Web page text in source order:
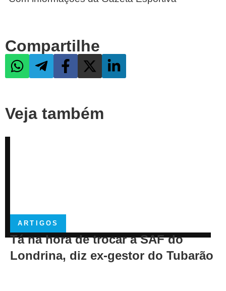
Compartilhe
Veja também
ARTIGOS
Tá na hora de trocar a SAF do
Londrina, diz ex-gestor do Tubarão